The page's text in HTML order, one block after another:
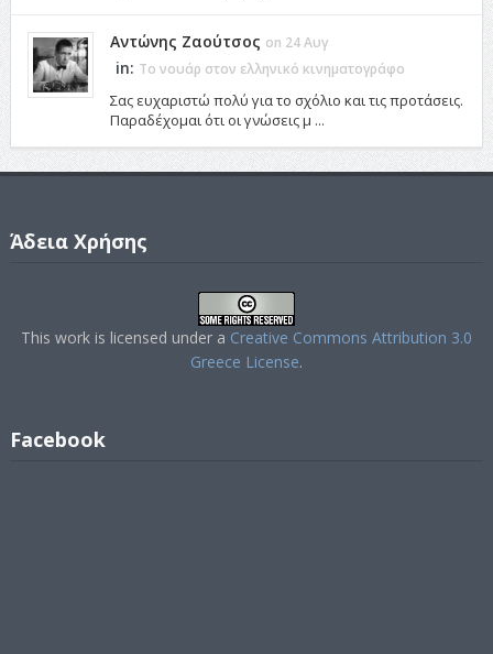
Αντώνης Ζαούτσος on 24 Αυγ
in: Το νουάρ στον ελληνικό κινηματογράφο
Σας ευχαριστώ πολύ για το σχόλιο και τις προτάσεις.
Παραδέχομαι ότι οι γνώσεις μ ...
Άδεια Χρήσης
This work is licensed under a Creative Commons Attribution 3.0
Greece License.
Facebook